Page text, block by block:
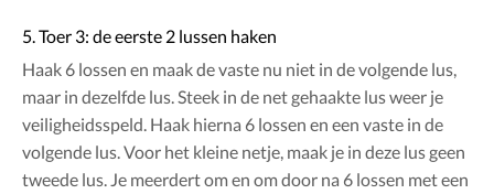
5. Toer 3: de eerste 2 lussen haken
Haak 6 lossen en maak de vaste nu niet in de volgende lus,
maar in dezelfde lus. Steek in de net gehaakte lus weer je
veiligheidsspeld. Haak hierna 6 lossen en een vaste in de
volgende lus. Voor het kleine netje, maak je in deze lus geen
tweede lus. Je meerdert om en om door na 6 lossen met een